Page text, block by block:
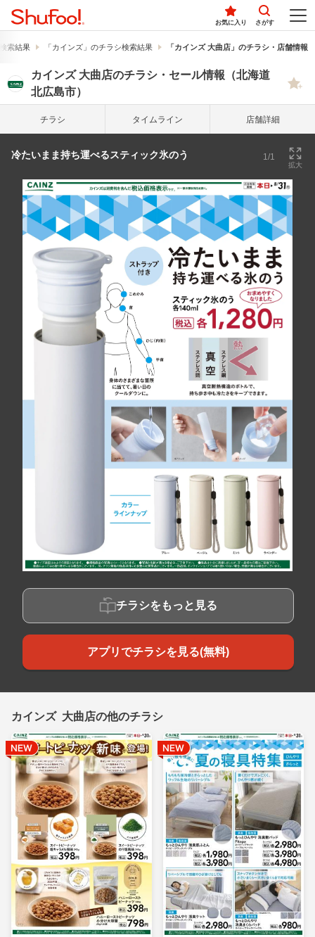
お気に入り さがす
索結果 「カインズ」のチラシ検索結果 「カインズ 大曲店」のチラシ・店舗情報
カインズ 大曲店のチラシ・セール情報（北海道
北広島市）
チラシ タイム ライン 店舗詳細
冷たいまま持ち運べるスティック氷のう 1/1
拡大
チラシをもっと見る
アプリでチラシを見る(無料)
カインズ 大曲店の他のチラシ